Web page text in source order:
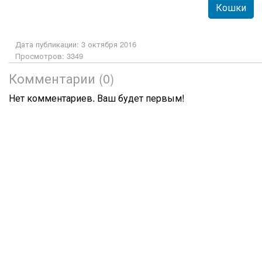
Кошки
Дата публикации: 3 октября 2016
Просмотров: 3349
Комментарии (0)
Нет комментариев. Ваш будет первым!